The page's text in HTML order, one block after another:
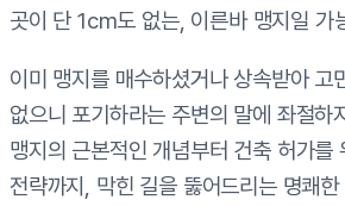
곳이 단 1cm도 없는, 이른바 맹지일 가
이미 맹지를 매수하셨거나 상속받아 고
없으니 포기하라는 주변의 말에 좌절하
맹지의 근본적인 개념부터 건축 허가를
전략까지, 막힌 길을 뚫어드리는 명쾌